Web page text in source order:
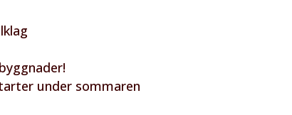
under sommaren